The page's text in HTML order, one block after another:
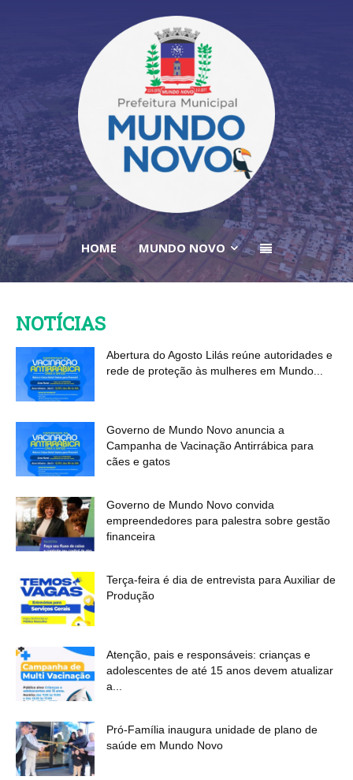
HOME MUNDO NOVO
NOTÍCIAS
Abertura do Agosto Lilás reúne autoridades e
rede de proteção às mulheres em Mundo...
Governo de Mundo Novo anuncia a
Campanha de Vacinação Antirrábica para
cães e gatos
Governo de Mundo Novo convida
empreendedores para palestra sobre gestão
financeira
Terça-feira é dia de entrevista para Auxiliar de
Produção
Atenção, pais e responsáveis: crianças e
adolescentes de até 15 anos devem atualizar
a...
Pró-Família inaugura unidade de plano de
saúde em Mundo Novo